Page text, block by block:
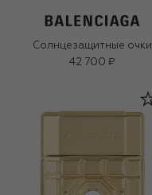
Солнцезащитные очки
42 700 ₽